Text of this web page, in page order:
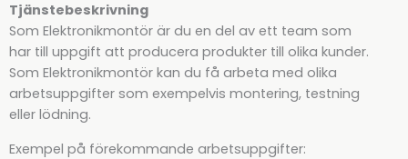
Tjänstebeskrivning
Som Elektronikmontör är du en del av ett team som
har till uppgift att producera produkter till olika kunder.
Som Elektronikmontör kan du få arbeta med olika
arbetsuppgifter som exempelvis montering, testning
eller lödning.
Exempel på förekommande arbetsuppgifter: